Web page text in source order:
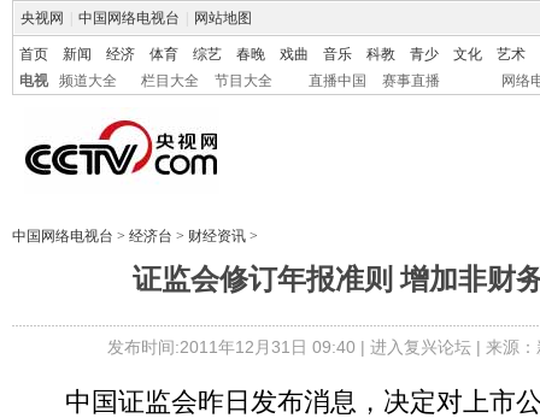
央视网 中国网络电视台 网站地图
首页 新闻 经济 体育 综艺 春晚 戏曲 音乐 科教 青少 文化
艺术
电视
频道大全 栏目大全 节目大全 直播中国 赛事直播 网络
中国网络电视台 > 经济台 > 财经资讯 >
证监会修订年报准则 增加非财
发布时间:2011年12月31日 09:40 | 进入复兴论坛| 来源
中国证监会昨日发布消息，决定对上市